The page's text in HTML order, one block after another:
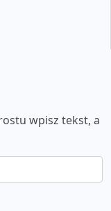
wpisz tekst, a